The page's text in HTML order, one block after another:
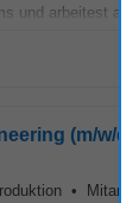
und arbeitest an
(m/w/d)
•